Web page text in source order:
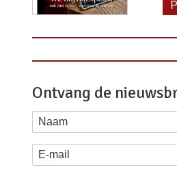
Ontvang de
Naam
E-mail